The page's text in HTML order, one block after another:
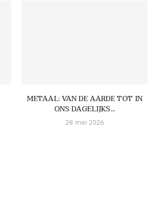
METAAL: VAN DE AARDE TOT IN
ONS DAGELIJKS...
28 mei 2026